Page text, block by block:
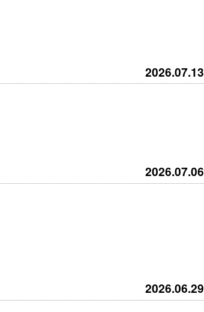
2026.07.13
2026.07.06
2026.06.29